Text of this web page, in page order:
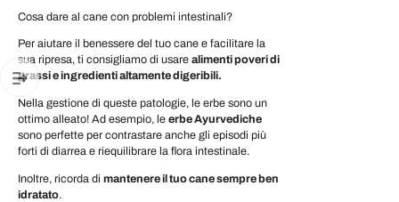
Cosa dare al cane con problemi intestinali?
Per aiutare il benessere del tuo cane e facilitare la
sua ripresa, ti consigliamo di usare alimenti poveri di
grassi e ingredienti altamente digeribili.
Nella gestione di queste patologie, le erbe sono un
ottimo alleato! Ad esempio, le erbe Ayurvediche
sono perfette per contrastare anche gli episodi più
forti di diarrea e riequilibrare la flora intestinale.
Inoltre, ricorda di mantenere il tuo cane sempre ben
idratato.